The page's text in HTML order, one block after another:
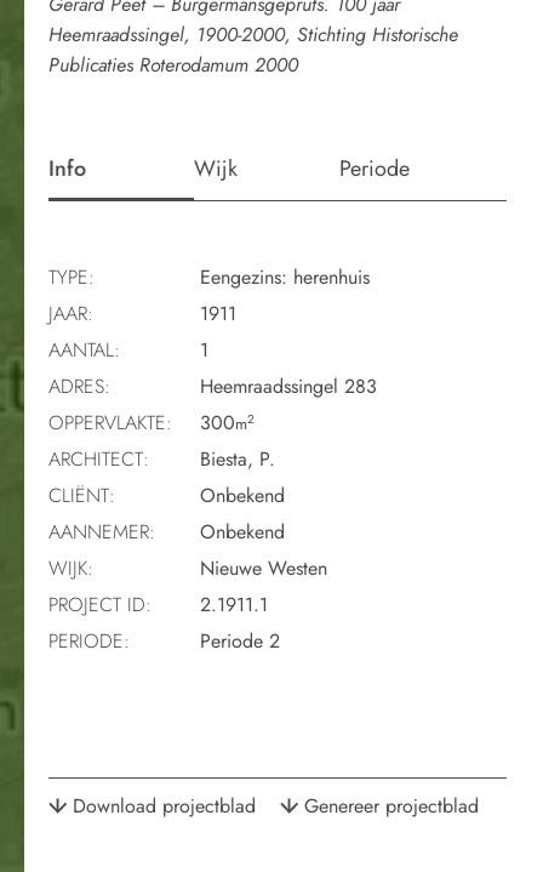
Heemraadssingel, 1900-2000, Stichting Historische
Publicaties Roterodamum 2000
Info Wijk Periode
TYPE:
Eengezins: herenhuis
JAAR:
1911
AANTAL:
1
ADRES:
Heemraadssingel 283
OPPERVLAKTE:
300m2
ARCHITECT:
Biesta, P.
CLIËNT:
Onbekend
AANNEMER:
Onbekend
WIJK:
Nieuwe Westen
PROJECT ID:
2.1911.1
PERIODE:
Periode 2
Download projectblad Genereer projectblad